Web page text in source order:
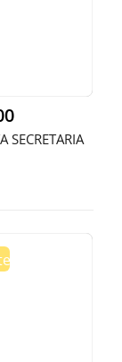
SECRETARIA